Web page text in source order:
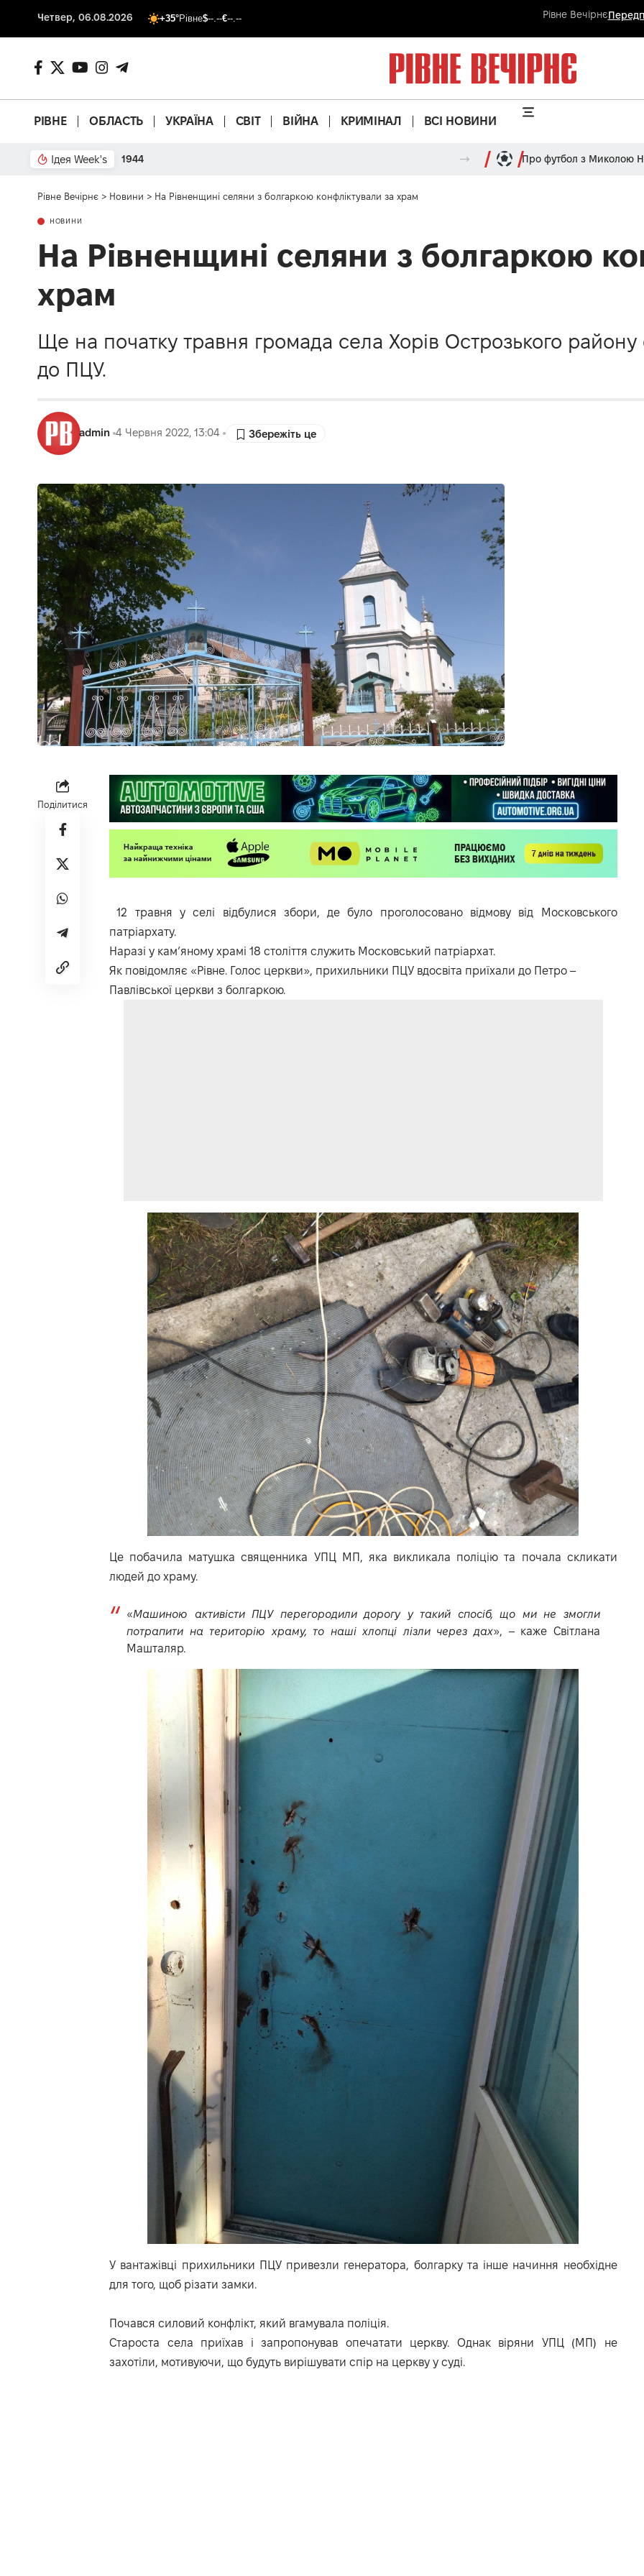
Четвер, 06.08.2026 +35°Рівне$--.--€--.-- Рівне Вечірнє
РІВНЕ ОБЛАСТЬ УКРАЇНА СВІТ ВІЙНА КРИМІНАЛ ВСІ НОВИНИ
Ідея Week's 1944 Про футбол з Миколою
Рівне Вечірнє > Новини > На Рівненщині селяни з болгаркою конфліктували за храм
НОВИНИ
На Рівненщині селяни з болгаркою
храм
Ще на початку травня громада села Хорів Острозького району
до ПЦУ.
admin 4 Червня 2022, 13:04
Поділитися
12 травня у селі відбулися збори, де було проголосовано відмову від Московського
патріархату.
Наразі у кам’яному храмі 18 століття служить Московський патріархат.
Як повідомляє «Рівне. Голос церкви», прихильники ПЦУ вдосвіта приїхали до Петро –
Павлівської церкви з болгаркою.
Це побачила матушка священника УПЦ МП, яка викликала поліцію та почала скликати
людей до храму.
«Машиною активісти ПЦУ перегородили дорогу у такий спосіб, що ми не змогли
потрапити на територію храму, то наші хлопці лізли через дах», – каже Світлана
Машталяр.
У вантажівці прихильники ПЦУ привезли генератора, болгарку та інше начиння необхідне
для того, щоб різати замки.
Почався силовий конфлікт, який вгамувала поліція.
Староста села приїхав і запропонував опечатати церкву. Однак віряни УПЦ (МП) не
захотіли, мотивуючи, що будуть вирішувати спір на церкву у суді.